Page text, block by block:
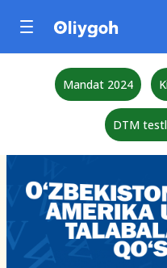
Mandat 2024
DTM